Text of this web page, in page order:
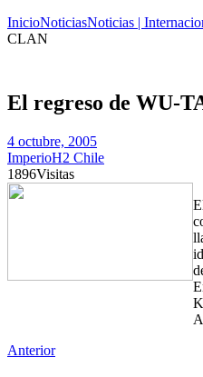
InicioNoticiasNoticias |
CLAN
El regreso de WU-
4 octubre, 2005
ImperioH2 Chile
1896Visitas
Anterior